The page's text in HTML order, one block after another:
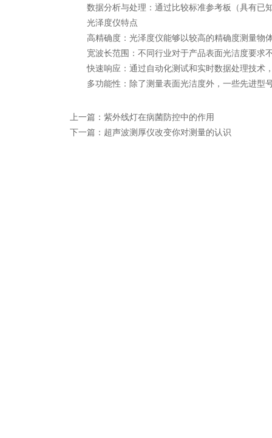
数据分析与处理：通过比较标准参考板（具有已
光泽度仪特点
高精确度：光泽度仪能够以较高的精确度测量物
宽波长范围：不同行业对于产品表面光洁度要求
快速响应：通过自动化测试和实时数据处理技术
多功能性：除了测量表面光洁度外，一些先进型
上一篇： 紫外线灯在病菌防控中的作用
下一篇： 超声波测厚仪改变你对测量的认识